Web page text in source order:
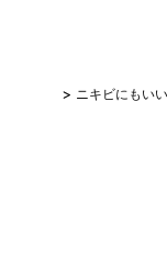
> ニキビにもい